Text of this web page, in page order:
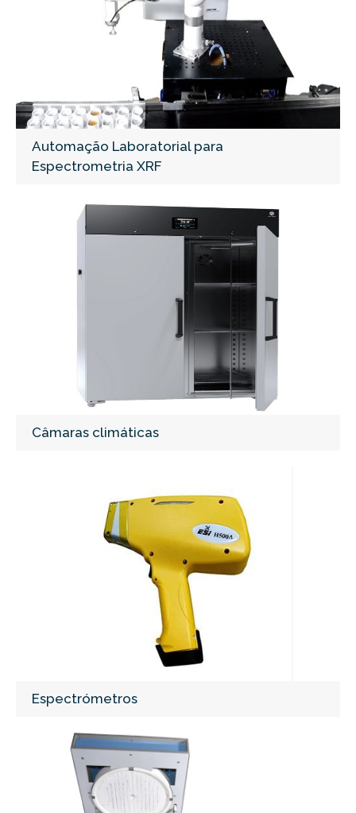
Automação Laboratorial para
Espectrometria XRF
Câmaras climáticas
Espectrómetros